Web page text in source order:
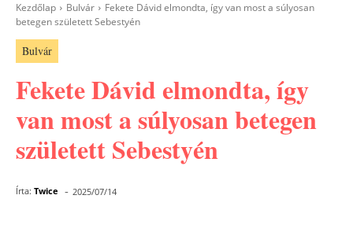
Kezdőlap Bulvár
Fekete Dávid elmondta, így van most a súlyosan
betegen született Sebestyén
Bulvár
Fekete Dávid elmondta, így
van most a súlyosan betegen
született Sebestyén
Írta: Twice - 2025/07/14